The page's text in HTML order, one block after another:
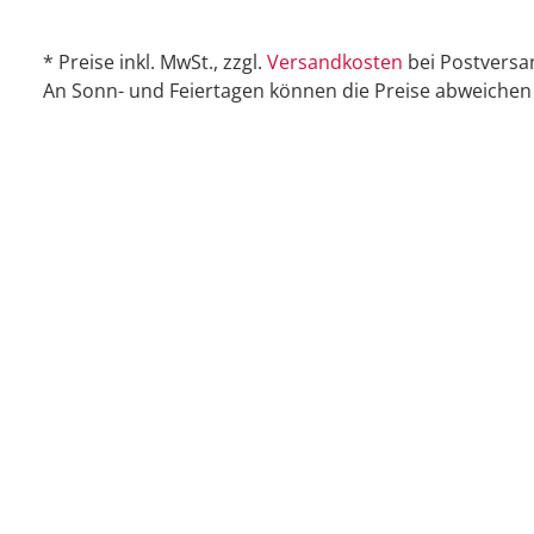
* Preise inkl. MwSt., zzgl. Versandkosten bei
An Sonn- und Feiertagen können die Preise abweichen